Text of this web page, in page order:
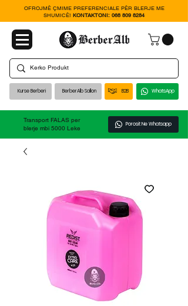
OFROJMË ÇMIME PREFERENCIALE PËR BLERJE ME
SHUMICË! KONTAKTONI: 068 809 8284
Kurse Berberi BerberAlb Sallon B2B WhatsApp
Transport FALAS per
blerje mbi 5000 Leke
Porosit Ne Whatsapp